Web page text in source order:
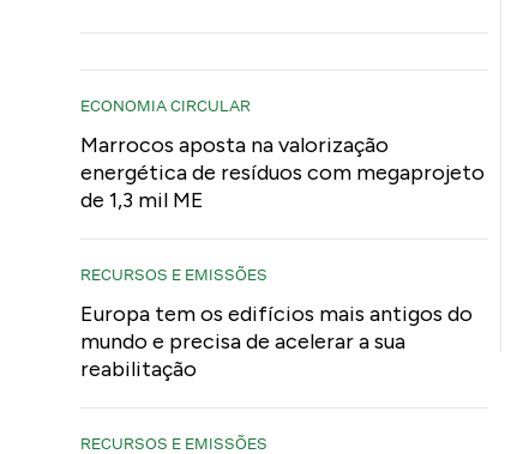
ECONOMIA CIRCULAR
Marrocos aposta na valorização
energética de resíduos com megaprojeto
de 1,3 mil ME
RECURSOS E EMISSÕES
Europa tem os edifícios mais antigos do
mundo e precisa de acelerar a sua
reabilitação
RECURSOS E EMISSÕES